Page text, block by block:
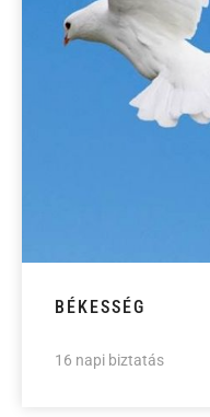
BÉKESSÉG
16 napi biztatás